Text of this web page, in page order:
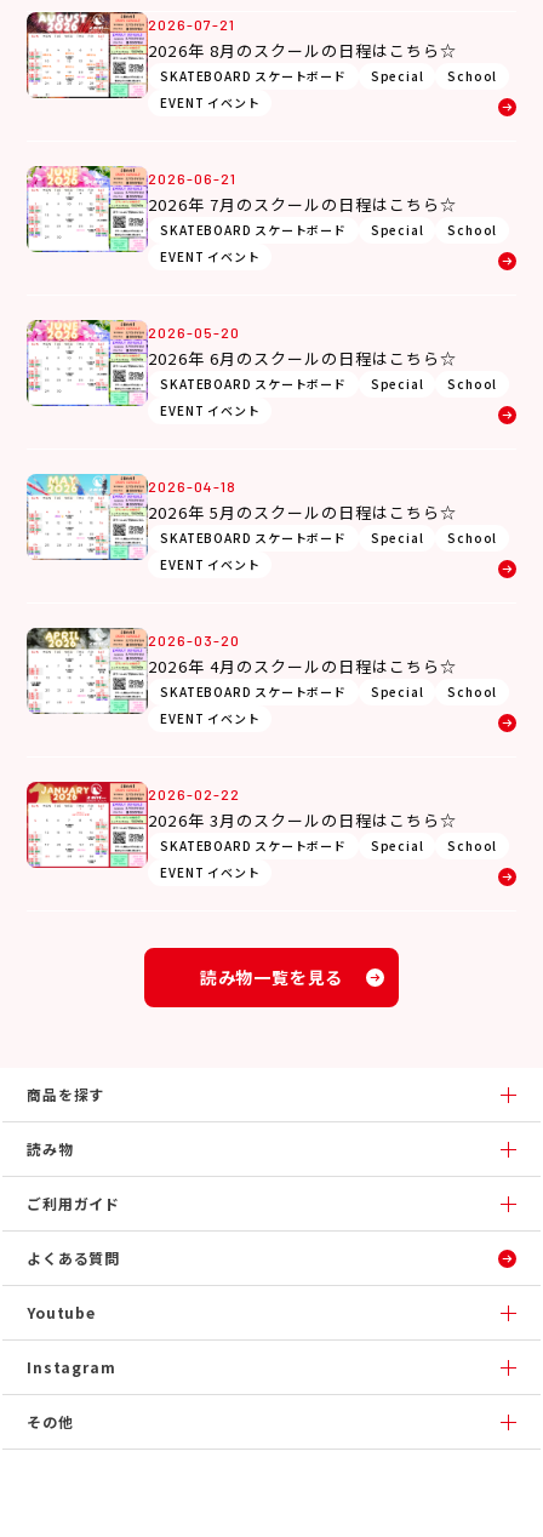
2026-07-21
2026年 8月のスクールの日程はこちら☆
SKATEBOARD スケートボード Special
School
EVENT イベント
2026-06-21
2026年 7月のスクールの日程はこちら☆
SKATEBOARD スケートボード Special
School
EVENT イベント
2026-05-20
2026年 6月のスクールの日程はこちら☆
SKATEBOARD スケートボード Special
School
EVENT イベント
2026-04-18
2026年 5月のスクールの日程はこちら☆
SKATEBOARD スケートボード Special
School
EVENT イベント
2026-03-20
2026年 4月のスクールの日程はこちら☆
SKATEBOARD スケートボード Special
School
EVENT イベント
2026-02-22
2026年 3月のスクールの日程はこちら☆
SKATEBOARD スケートボード Special
School
EVENT イベント
読み物一覧を見る
商品を探す
読み物
ご利用ガイド
よくある質問
Youtube
Instagram
その他